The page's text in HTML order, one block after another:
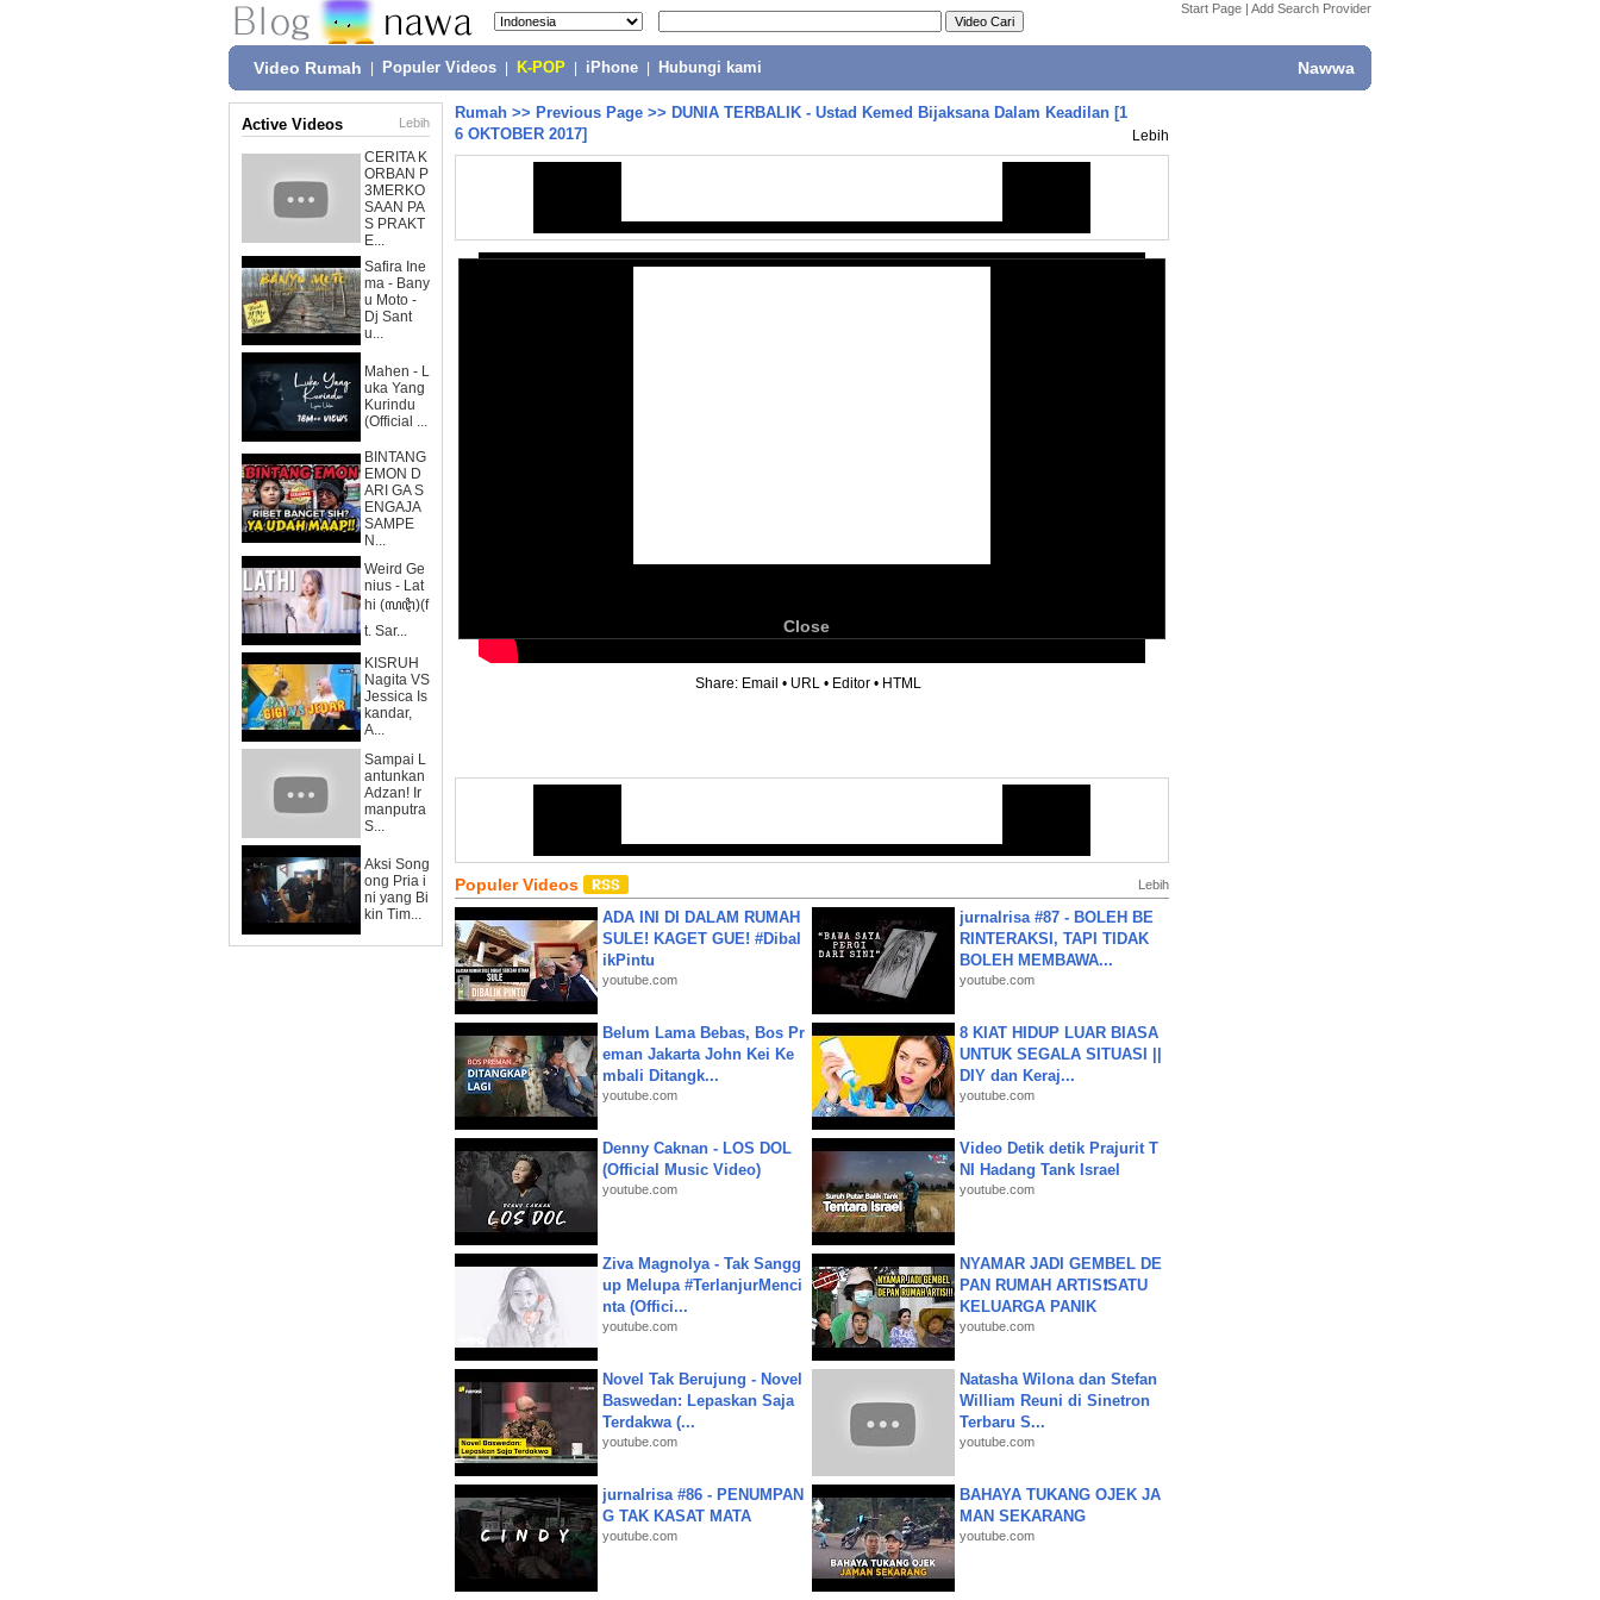
Start Page | Add Search Provider
Video Rumah Populer Videos K-POP iPhone Hubungi kami Nawwa
Active Videos Lebih
CERITA K
ORBAN P
3MERKO
SAAN PA
S PRAKT
E...
Safira Ine
ma - Bany
u Moto -
Dj Sant
u...
Mahen - L
uka Yang
Kurindu
(Official ...
BINTANG
EMON D
ARI GA S
ENGAJA
SAMPE
N...
Weird Ge
nius - Lat
hi (ꦭꦛꦶ)(f
t. Sar...
KISRUH
Nagita VS
Jessica Is
kandar,
A...
Sampai L
antunkan
Adzan! Ir
manputra
S...
Aksi Song
ong Pria i
ni yang Bi
kin Tim...
Rumah >> Previous Page >> DUNIA TERBALIK - Ustad Kemed Bijaksana Dalam Keadilan [1
6 OKTOBER 2017]
Lebih
Close
Share: Email • URL • Editor • HTML
Populer Videos Lebih
ADA INI DI DALAM RUMAH
SULE! KAGET GUE! #Dibal
ikPintu
youtube.com
jurnalrisa #87 - BOLEH BE
RINTERAKSI, TAPI TIDAK
BOLEH MEMBAWA...
youtube.com
Belum Lama Bebas, Bos Pr
eman Jakarta John Kei Ke
mbali Ditangk...
youtube.com
8 KIAT HIDUP LUAR BIASA
UNTUK SEGALA SITUASI ||
DIY dan Keraj...
youtube.com
Denny Caknan - LOS DOL
(Official Music Video)
youtube.com
Video Detik detik Prajurit T
NI Hadang Tank Israel
youtube.com
Ziva Magnolya - Tak Sangg
up Melupa #TerlanjurMenci
nta (Offici...
youtube.com
NYAMAR JADI GEMBEL DE
PAN RUMAH ARTIS❗SATU
KELUARGA PANIK
youtube.com
Novel Tak Berujung - Novel
Baswedan: Lepaskan Saja
Terdakwa (...
youtube.com
Natasha Wilona dan Stefan
William Reuni di Sinetron
Terbaru S...
youtube.com
jurnalrisa #86 - PENUMPAN
G TAK KASAT MATA
youtube.com
BAHAYA TUKANG OJEK JA
MAN SEKARANG
youtube.com